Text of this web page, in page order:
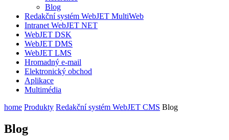
Blog
Redakční systém WebJET MultiWeb
Intranet WebJET NET
WebJET DSK
WebJET DMS
WebJET LMS
Hromadný e-mail
Elektronický obchod
Aplikace
Multimédia
home Produkty Redakční systém WebJET CMS Blog
Blog